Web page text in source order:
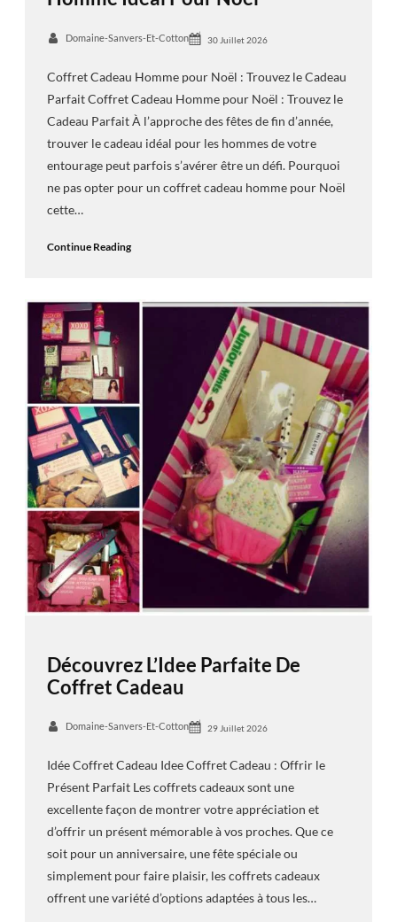
Domaine-Sanvers-Et-Cotton 30 Juillet 2026
Coffret Cadeau Homme pour Noël : Trouvez le Cadeau
Parfait Coffret Cadeau Homme pour Noël : Trouvez le
Cadeau Parfait À l’approche des fêtes de fin d’année,
trouver le cadeau idéal pour les hommes de votre
entourage peut parfois s’avérer être un défi. Pourquoi
ne pas opter pour un coffret cadeau homme pour Noël
cette…
Continue Reading
Découvrez L’Idee Parfaite De
Coffret Cadeau
Domaine-Sanvers-Et-Cotton 29 Juillet 2026
Idée Coffret Cadeau Idee Coffret Cadeau : Offrir le
Présent Parfait Les coffrets cadeaux sont une
excellente façon de montrer votre appréciation et
d’offrir un présent mémorable à vos proches. Que ce
soit pour un anniversaire, une fête spéciale ou
simplement pour faire plaisir, les coffrets cadeaux
offrent une variété d’options adaptées à tous les…